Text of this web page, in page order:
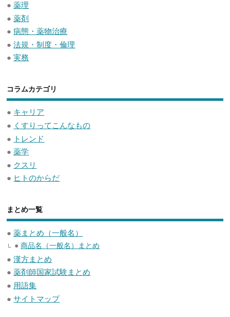
●薬理
●薬剤
●病態・薬物治療
●法規・制度・倫理
●実務
コラムカテゴリ
● キャリア
● くすりってこんなもの
● トレンド
●薬学
● クスリ
● ヒトのからだ
まとめ一覧
●薬まとめ（一般名）
●商品名（一般名）まとめ
●漢方まとめ
●薬剤師国家試験まとめ
● 用語集
●サイトマップ